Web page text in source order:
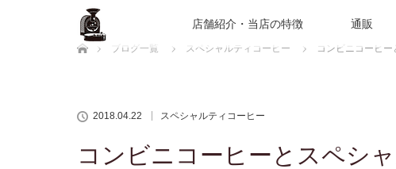
店舗紹介・当店の特徴 通販
ホーム
ブログ一覧
スペシャルティコーヒー コンビニコーヒ
2018.04.22 スペシャルティコーヒー
コンビニコーヒーとスペシ